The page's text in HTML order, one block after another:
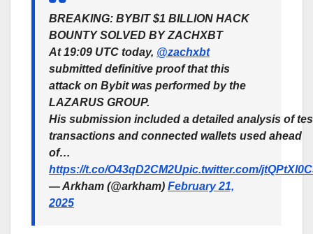
BREAKING: BYBIT $1 BILLION HACK
BOUNTY SOLVED BY ZACHXBT
At 19:09 UTC today, @zachxbt
submitted definitive proof that this
attack on Bybit was performed by the
LAZARUS GROUP.
His submission included a detailed analysis of
transactions and connected wallets used ahead
of…
https://t.co/O43qD2CM2Upic.twitter.com/
— Arkham (@arkham) February 21,
2025